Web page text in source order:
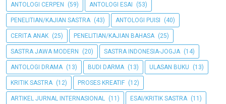
ANTOLOGI CERPEN (59) ANTOLOGI ESAI (53)
PENELITIAN/KAJIAN SASTRA (43) ANTOLOGI PUISI (40)
CERITA ANAK (25) PENELITIAN/KAJIAN BAHASA (25)
SASTRA JAWA MODERN (20) SASTRA INDONESIA-JOGJA (14)
ANTOLOGI DRAMA (13) BUDI DARMA (13) ULASAN BUKU (13)
KRITIK SASTRA (12) PROSES KREATIF (12)
ARTIKEL JURNAL INTERNASIONAL (11) ESAI/KRITIK SASTRA (11)